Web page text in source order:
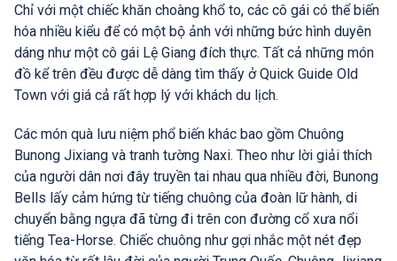
Chỉ với một chiếc khăn choàng khổ to, các cô gái có thể biến
hóa nhiều kiểu để có một bộ ảnh với những bức hình duyên
dáng như một cô gái Lệ Giang đích thực. Tất cả những món
đồ kể trên đều được dễ dàng tìm thấy ở Quick Guide Old
Town với giá cả rất hợp lý với khách du lịch.
Các món quà lưu niệm phổ biến khác bao gồm Chuông
Bunong Jixiang và tranh tường Naxi. Theo như lời giải thích
của người dân nơi đây truyền tai nhau qua nhiều đời, Bunong
Bells lấy cảm hứng từ tiếng chuông của đoàn lữ hành, di
chuyển bằng ngựa đã từng đi trên con đường cổ xưa nổi
tiếng Tea-Horse. Chiếc chuông như gợi nhắc một nét đẹp